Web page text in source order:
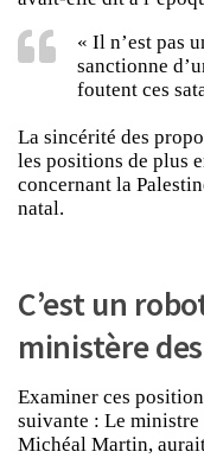
« Il n’est pas
sanctionne
foutent ces
La sincérité des
les positions de plus
concernant la
natal.
C’est un
ministère
Examiner ces
suivante : Le
Michéal Martin,